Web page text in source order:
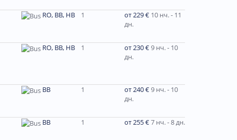
RO, BB, HB 1 от 229 € 10 нч. - 11
дн.
RO, BB, HB 1 от 230 €9 нч. - 10
дн.
ВВ 1 от 240 €9 нч. - 10
дн.
BB 1 от 255 €7 нч. - 8 дн.